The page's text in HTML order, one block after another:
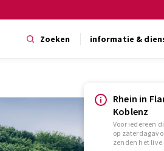
Zoeken informatie &
Rhein in
Koblenz
Voor iedereen
op
zenden het live